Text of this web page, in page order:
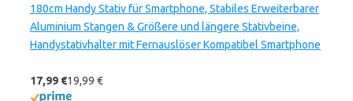
180cm Handy Stativ für Smartphone, Stabiles Erweiterbarer
Aluminium Stangen & Größere und längere Stativbeine,
Handystativhalter mit Fernauslöser Kompatibel Smartphone
17,99 €19,99 €